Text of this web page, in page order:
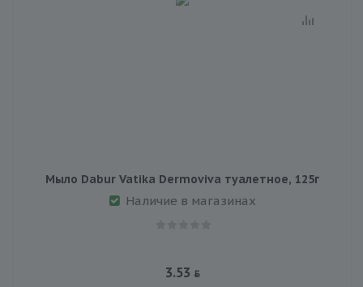
Мыло Dabur Vatika Dermoviva туалетное, 125г
Наличие в магазинах
3.53